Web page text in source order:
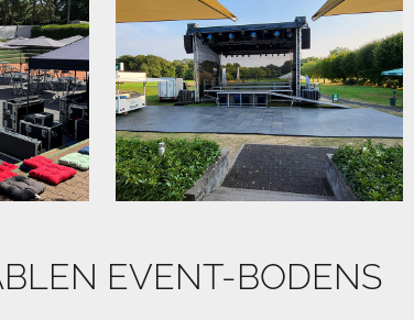
EVENT-BODENS